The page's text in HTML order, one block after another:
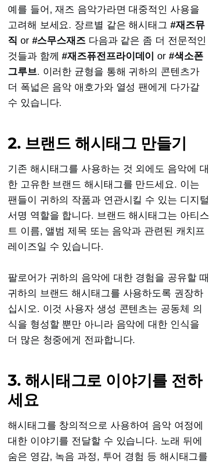
예를 들어, 재즈 음악가라면 대중적인 사용을
고려해 보세요. 장르별 같은 해시태그 #재즈뮤
직 or #스무스재즈다음과 같은 좀 더 전문적인
것들과 함께#재즈퓨전프라이데이 or #색소폰
그루브. 이러한 균형을 통해 귀하의 콘텐츠가
더 폭넓은 음악 애호가와 열성 팬에게 다가갈
수 있습니다.
2. 브랜드 해시태그 만들기
기존 해시태그를 사용하는 것 외에도 음악에 대
한 고유한 브랜드 해시태그를 만드세요. 이는
팬들이 귀하의 작품과 연관시킬 수 있는 디지털
서명 역할을 합니다. 브랜드 해시태그는 아티스
트 이름, 앨범 제목 또는 음악과 관련된 캐치프
레이즈일 수 있습니다.
팔로어가 귀하의 음악에 대한 경험을 공유할 때
귀하의 브랜드 해시태그를 사용하도록 권장하
십시오. 이것 사용자 생성 콘텐츠는 공동체 의
식을 형성할 뿐만 아니라 음악에 대한 인식을
더 많은 청중에게 전파합니다.
3. 해시태그로 이야기를 전하
세요
해시태그를 창의적으로 사용하여 음악 여정에
대한 이야기를 전달할 수 있습니다. 노래 뒤에
숨은 영감, 녹음 과정, 투어 경험 등 해시태그를